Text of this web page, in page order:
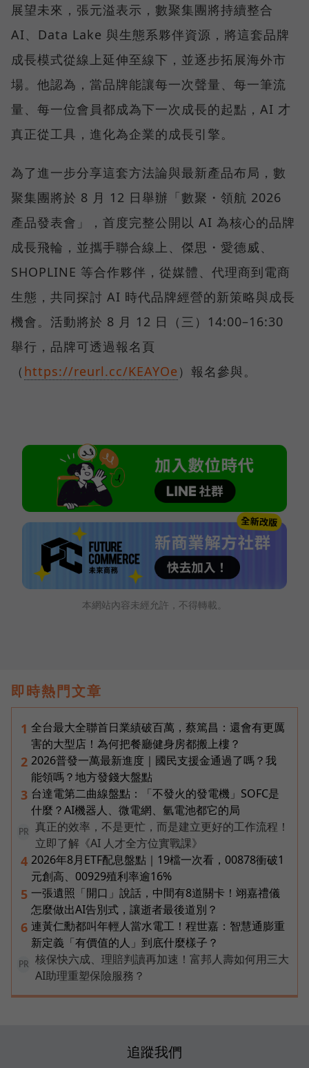
展望未來，張元溢表示，數聚集團將持續整合
AI、Data Lake 與生態系夥伴資源，將這套品牌
成長模式從線上延伸至線下，並逐步拓展海外市
場。他認為，當品牌能讓每一次聲量、每一筆流
量、每一位會員都成為下一次成長的起點，AI 才
真正從工具，進化為企業的成長引擎。
為了進一步分享這套方法論與最新產品布局，數
聚集團將於 8 月 12 日舉辦「數聚・領航 2026
產品發表會」，首度完整公開以 AI 為核心的品牌
成長飛輪，並攜手聯合線上、傑思・愛德威、
SHOPLINE 等合作夥伴，從媒體、代理商到電商
生態，共同探討 AI 時代品牌經營的新策略與成長
機會。活動將於 8 月 12 日（三）14:00–16:30
舉行，品牌可透過報名頁
（ https://reurl.cc/KEAYOe ）報名參與。
本網站內容未經允許，不得轉載。
即時熱門文章
1 全台最大全聯首日業績破百萬，蔡篤昌：還會有更厲
害的大型店！為何把餐廳健身房都搬上樓？
2 2026普發一萬最新進度｜國民支援金通過了嗎？我
能領嗎？地方發錢大盤點
3 台達電第二曲線盤點：「不發火的發電機」SOFC是
什麼？AI機器人、微電網、氫電池都它的局
PR
真正的效率，不是更忙，而是建立更好的工作流程！
立即了解《AI 人才全方位實戰課》
4 2026年8月ETF配息盤點｜19檔一次看，00878衝破1
元創高、00929殖利率逾16%
5 一張遺照「開口」說話，中間有8道關卡！翊嘉禮儀
怎麼做出AI告別式，讓逝者最後道別？
6 連黃仁勳都叫年輕人當水電工！程世嘉：智慧通膨重
新定義「有價值的人」到底什麼樣子？
PR
核保快六成、理賠判讀再加速！富邦人壽如何用三大
AI助理重塑保險服務？
追蹤我們